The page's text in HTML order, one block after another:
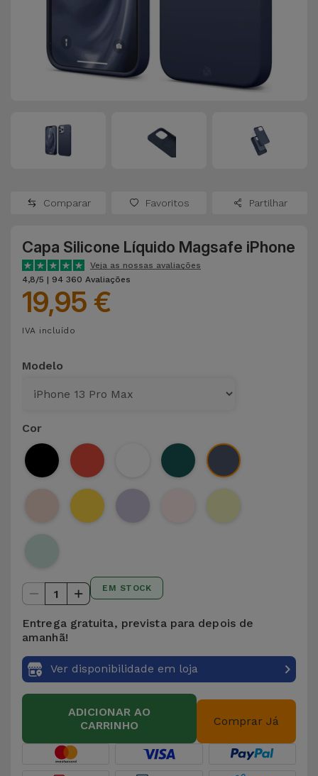
Xiaomi
Oppo
Dyson
TCL
Outras
Ver
Recondicionados
Samsung
Recondicionados
Recondicionados
tudo
Capas e
Películas
Carregadores
e Colunas
Smartwatches
e Braceletes
Correntes
e Casa
Carteiras,
Bolsas e
Localizadores
e Acessórios
Mobilidade,
Auto e
Bicicleta
Acessórios
de
Computador
Acessórios
iPad e
Comparar Favoritos Partilhar
Capa Silicone Líquido Magsafe iPhone
Veja as nossas avaliações
4,8/5 | 94 360 Avaliações
19,95 €
IVA incluído
Modelo
Cor
1 EM STOCK
Entrega gratuita, prevista para depois de
amanhã!
Ver disponibilidade em loja
ADICIONAR AO
CARRINHO
Comprar Já